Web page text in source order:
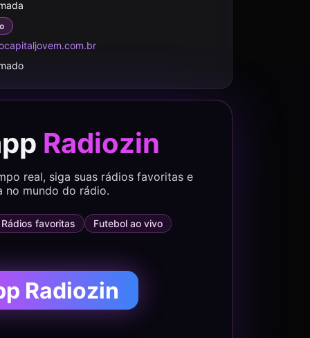
Radiozin
real, siga suas rádios favoritas e
no mundo do rádio.
Rádios favoritas
Futebol ao vivo
Radiozin